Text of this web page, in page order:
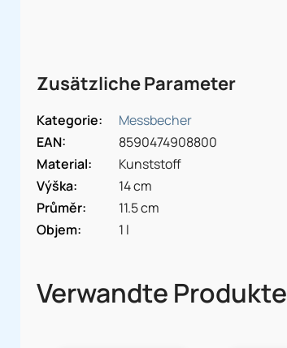
Zusätzliche Parameter
Kategorie:
Messbecher
EAN:
8590474908800
Material:
Kunststoff
Výška:
14 cm
Průměr:
11.5 cm
Objem: 1 l
Verwandte Produkte